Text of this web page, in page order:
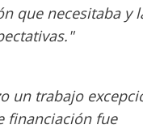
que necesitaba y
un trabajo
financiación fue